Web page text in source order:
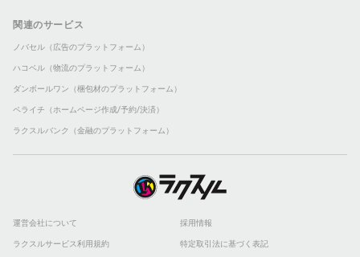
関連のサービス
ノバセル（広告のプラットフォーム）
ハコベル（物流のプラットフォーム）
ダンボールワン（梱包材のプラットフォーム）
ペライチ（ホームページ作成/予約/決済）
ラクスルバンク（金融のプラットフォーム）
運営会社について 採用情報
ラクスルサービス利用規約 特定取引法に基づく表記